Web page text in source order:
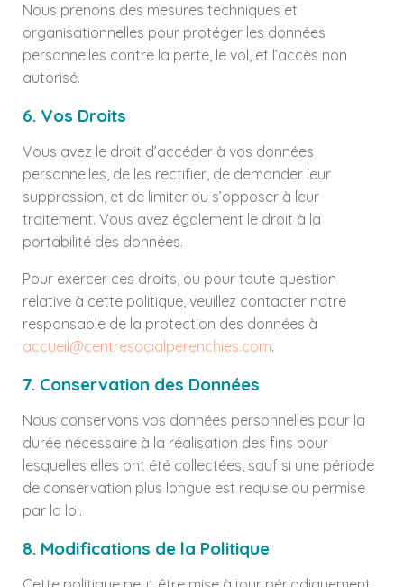
Nous prenons des mesures techniques et
organisationnelles pour protéger les données
personnelles contre la perte, le vol, et l’accès non
autorisé.
6. Vos Droits
Vous avez le droit d’accéder à vos données
personnelles, de les rectifier, de demander leur
suppression, et de limiter ou s’opposer à leur
traitement. Vous avez également le droit à la
portabilité des données.
Pour exercer ces droits, ou pour toute question
relative à cette politique, veuillez contacter notre
responsable de la protection des données à
accueil@centresocialperenchies.com.
7. Conservation des Données
Nous conservons vos données personnelles pour la
durée nécessaire à la réalisation des fins pour
lesquelles elles ont été collectées, sauf si une période
de conservation plus longue est requise ou permise
par la loi.
8. Modifications de la Politique